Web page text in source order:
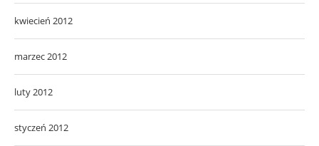
kwiecień 2012
marzec 2012
luty 2012
styczeń 2012